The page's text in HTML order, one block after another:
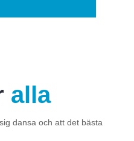
alla
dansa och att det bästa